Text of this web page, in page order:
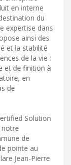
en interne
du
expertise dans
ainsi des
et la stabilité
de la vie :
et de finition à
en
de
Solution
notre
de
pointe au
Jean-Pierre